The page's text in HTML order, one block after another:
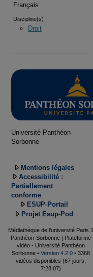
Français
Discipline(s) :
Droit
Université Panthéon
Sorbonne
Mentions légales
Accessibilité :
Partiellement
conforme
ESUP-Portail
Projet Esup-Pod
Médiathèque de l'université Paris 1
Panthéon-Sorbonne | Plateforme
vidéo - Université Panthéon
Sorbonne • Version 4.2.0 • 3368
vidéos disponibles (67 jours,
7:28:07)